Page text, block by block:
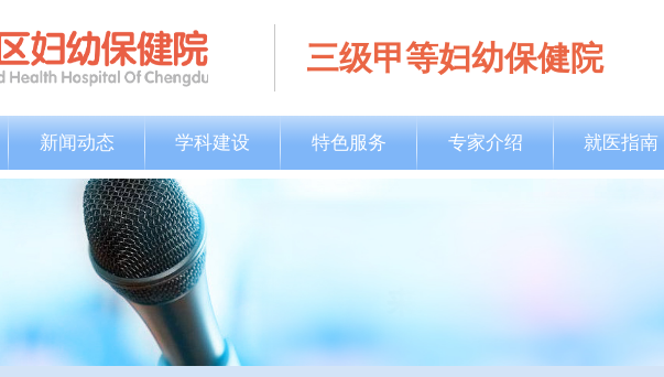
三级甲等妇幼保健院
新闻动态 学科建设 特色服务 专家介绍 就医指南